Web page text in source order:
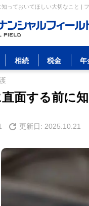
っておいてほしい大切なこと |
相続 税金 年
面する前に
更新日: 2025.10.21